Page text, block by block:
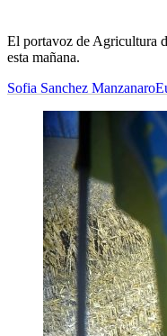
El portavoz de Agricultura
esta mañana.
Sofia Sanchez Manzanaro